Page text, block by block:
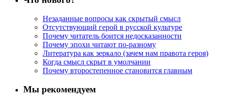
Незаданные вопросы как скрытый смысл
Отсутствующий герой в русской культуре
Почему читатель боится недосказанности
Почему эпохи читают по-разному
Литература как зеркало (зачем нам правота героя)
Когда смысл скрыт в умолчании
Почему второстепенное становится главным
Мы рекомендуем